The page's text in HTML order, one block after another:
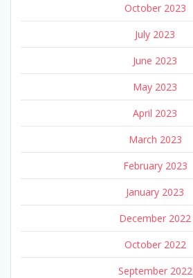
October 2023
July 2023
June 2023
May 2023
April 2023
March 2023
February 2023
January 2023
December 2022
October 2022
September 2022